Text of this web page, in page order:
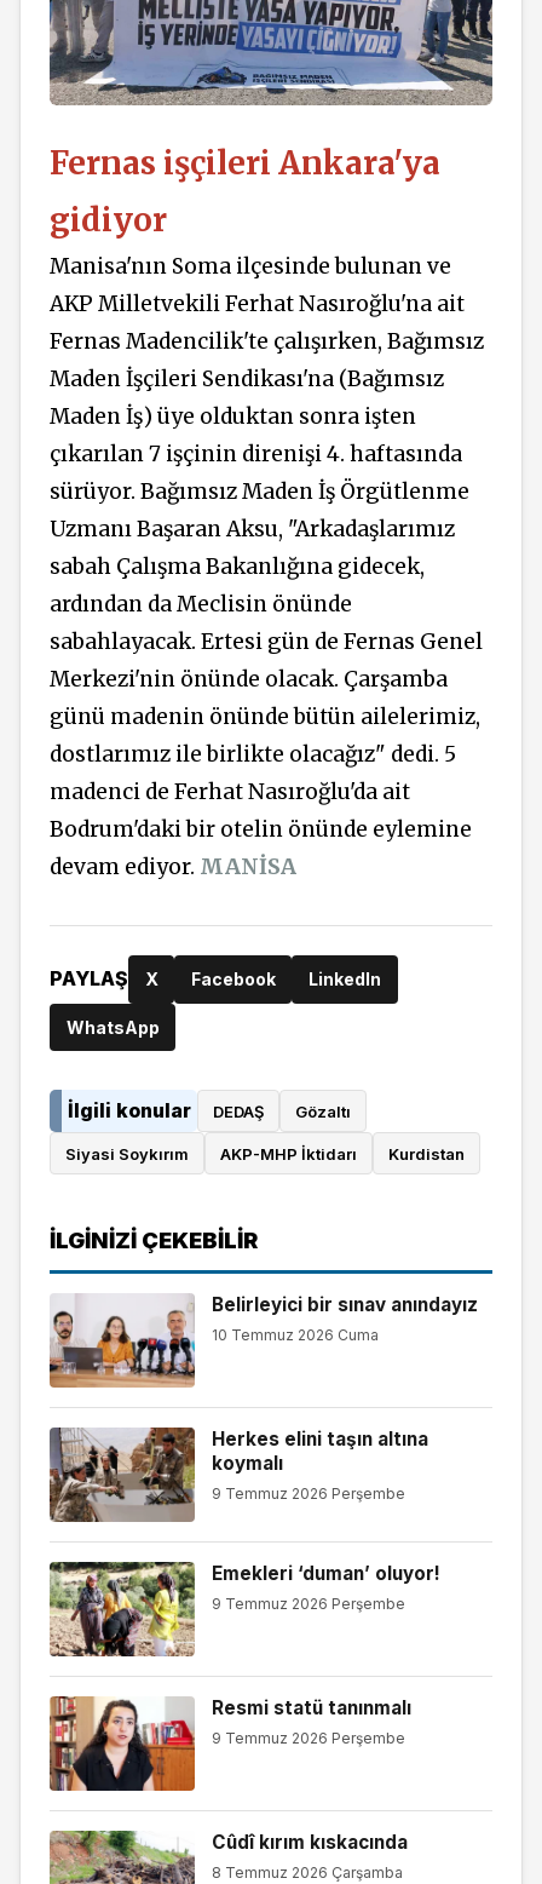
Fernas işçileri Ankara'ya
gidiyor
Manisa'nın Soma ilçesinde bulunan ve
AKP Milletvekili Ferhat Nasıroğlu'na ait
Fernas Madencilik'te çalışırken, Bağımsız
Maden İşçileri Sendikası'na (Bağımsız
Maden İş) üye olduktan sonra işten
çıkarılan 7 işçinin direnişi 4. haftasında
sürüyor. Bağımsız Maden İş Örgütlenme
Uzmanı Başaran Aksu, "Arkadaşlarımız
sabah Çalışma Bakanlığına gidecek,
ardından da Meclisin önünde
sabahlayacak. Ertesi gün de Fernas Genel
Merkezi'nin önünde olacak. Çarşamba
günü madenin önünde bütün ailelerimiz,
dostlarımız ile birlikte olacağız" dedi. 5
madenci de Ferhat Nasıroğlu'da ait
Bodrum'daki bir otelin önünde eylemine
devam ediyor. MANİSA
PAYLAŞ X Facebook LinkedIn
WhatsApp
İlgili konular DEDAŞ Gözaltı
Siyasi Soykırım AKP-MHP İktidarı Kurdistan
İLGINIZI ÇEKEBILIR
Belirleyici bir sınav anındayız
10 Temmuz 2026 Cuma
Herkes elini taşın altına
koymalı
9 Temmuz 2026 Perşembe
Emekleri ‘duman’ oluyor!
9 Temmuz 2026 Perşembe
Resmi statü tanınmalı
9 Temmuz 2026 Perşembe
Cûdî kırım kıskacında
8 Temmuz 2026 Çarşamba